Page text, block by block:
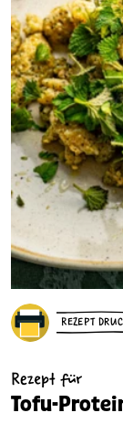
REZEPT
Rezept für
Tofu-